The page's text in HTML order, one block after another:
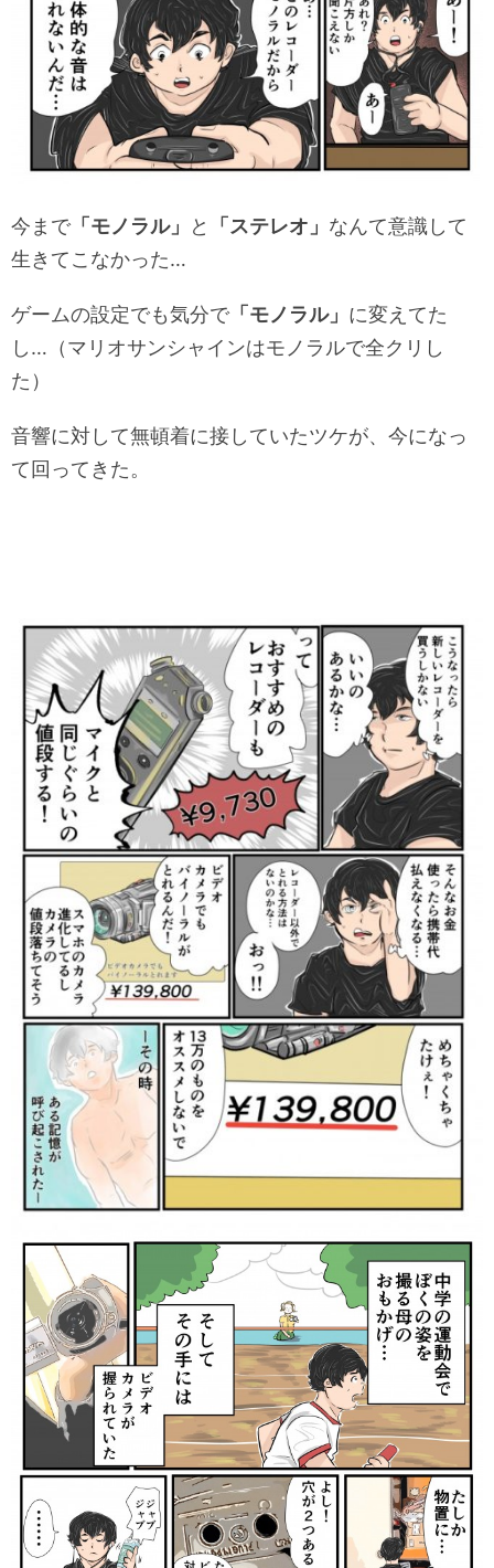
今まで「モノラル」 と 「ステレオ」 なんて意識して
生きてこなかった…
ゲームの設定でも気分で「モノラル」 に変えてた
し…（マリオサンシャインはモノラルで全クリし
た）
音響に対して無頓着に接していたツケが、今になっ
て回ってきた。